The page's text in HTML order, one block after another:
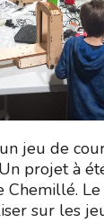
jeu de
projet à
Chemillé.
sur les